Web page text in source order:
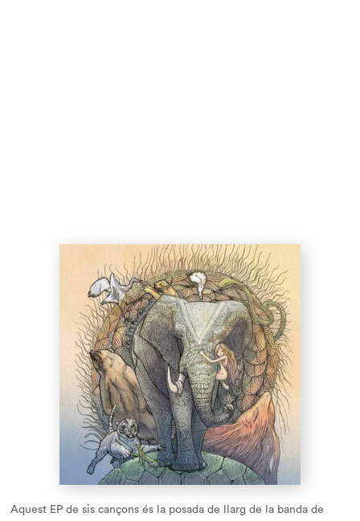
Aquest EP de sis cançons és la posada de llarg de la banda de